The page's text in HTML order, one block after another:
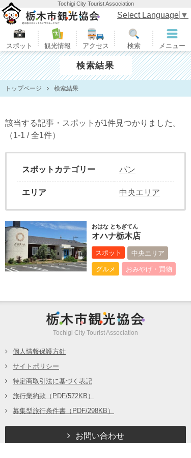
Tochigi City Tourist Association
栃木市観光協会
スポット 観光情報 アクセス 検索 メニュー
Select Language ▼
検索結果
トップページ 検索結果
該当する記事・スポットが1件見つかりました。
（1-1 / 全1件）
スポットカテゴリー パン
エリア 中央エリア
おはな とちぎてん
オハナ栃木店
スポット 中央エリア
グルメ おみやげ・買物
Tochigi City Tourist Association
個人情報保護方針
サイトポリシー
特定商取引法に基づく表記
旅行業約款（PDF/572KB）
募集型旅行条件書（PDF/298KB）
お問い合わせ